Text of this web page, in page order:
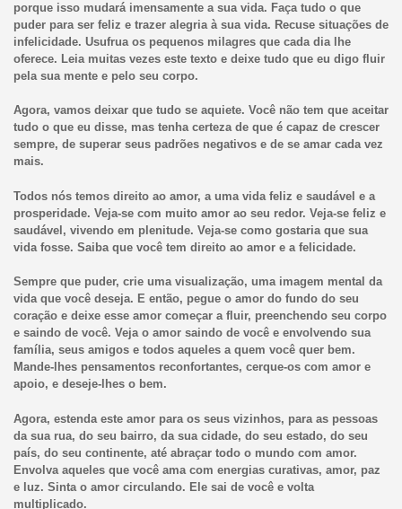
porque isso mudará imensamente a sua vida. Faça tudo o que
puder para ser feliz e trazer alegria à sua vida. Recuse situações de
infelicidade. Usufrua os pequenos milagres que cada dia lhe
oferece. Leia muitas vezes este texto e deixe tudo que eu digo fluir
pela sua mente e pelo seu corpo.
Agora, vamos deixar que tudo se aquiete. Você não tem que aceitar
tudo o que eu disse, mas tenha certeza de que é capaz de crescer
sempre, de superar seus padrões negativos e de se amar cada vez
mais.
Todos nós temos direito ao amor, a uma vida feliz e saudável e a
prosperidade. Veja-se com muito amor ao seu redor. Veja-se feliz e
saudável, vivendo em plenitude. Veja-se como gostaria que sua
vida fosse. Saiba que você tem direito ao amor e a felicidade.
Sempre que puder, crie uma visualização, uma imagem mental da
vida que você deseja. E então, pegue o amor do fundo do seu
coração e deixe esse amor começar a fluir, preenchendo seu corpo
e saindo de você. Veja o amor saindo de você e envolvendo sua
família, seus amigos e todos aqueles a quem você quer bem.
Mande-lhes pensamentos reconfortantes, cerque-os com amor e
apoio, e deseje-lhes o bem.
Agora, estenda este amor para os seus vizinhos, para as pessoas
da sua rua, do seu bairro, da sua cidade, do seu estado, do seu
país, do seu continente, até abraçar todo o mundo com amor.
Envolva aqueles que você ama com energias curativas, amor, paz
e luz. Sinta o amor circulando. Ele sai de você e volta
multiplicado.